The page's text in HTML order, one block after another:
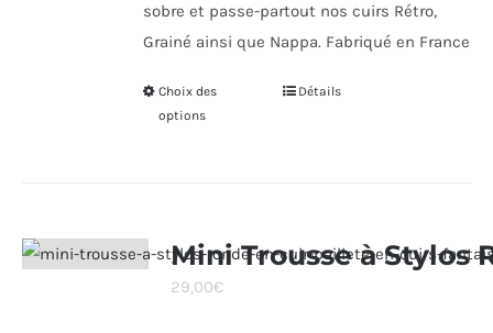
sobre et passe-partout nos cuirs Rétro,
Grainé ainsi que Nappa. Fabriqué en France
Choix des
options
Ce
Les
Détails
Mini Trousse à Stylos
29,00€